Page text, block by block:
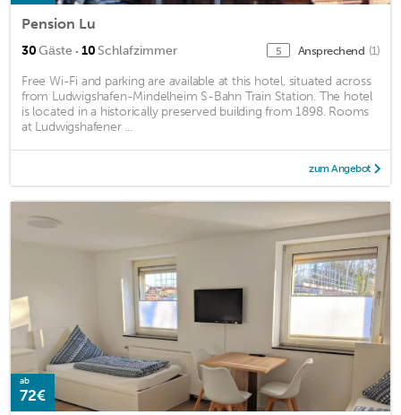
Pension Lu
30Gäste · 10 Schlafzimmer 5 Ansprechend (1)
Free Wi-Fi and parking are available at this hotel, situated across
from Ludwigshafen-Mindelheim S-Bahn Train Station. The hotel
is located in a historically preserved building from 1898. Rooms
at Ludwigshafener ...
zum Angebot
ab
72€